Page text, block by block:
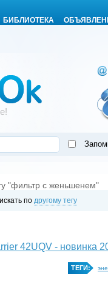
БИБЛИОТЕКА
"фильтр с женьшенем"
по другому тегу
42UQV - новинка
ТЕГИ: